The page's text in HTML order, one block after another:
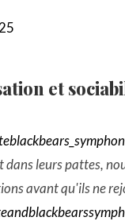
et
dans leurs pattes,
avant qu'ils ne